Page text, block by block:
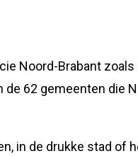
Noord-Brabant zoals
de 62 gemeenten die
in de drukke stad of